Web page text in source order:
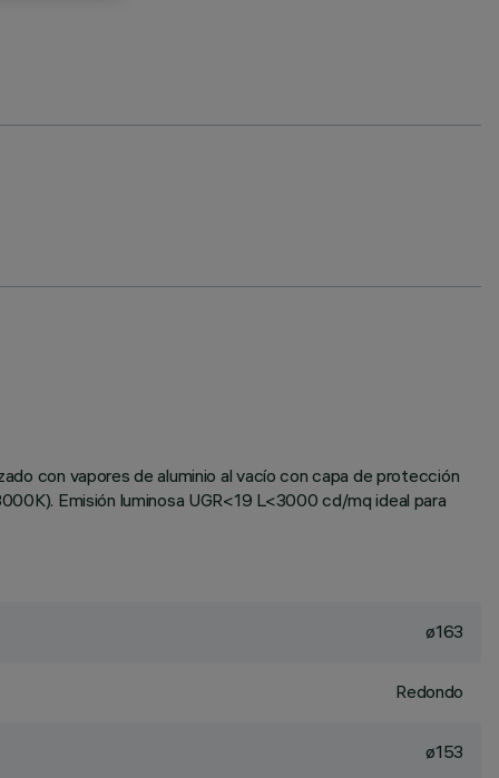
con vapores de aluminio al vacío con capa de protección
Emisión luminosa UGR<19 L<3000 cd/mq ideal para
ø163
Redondo
ø153